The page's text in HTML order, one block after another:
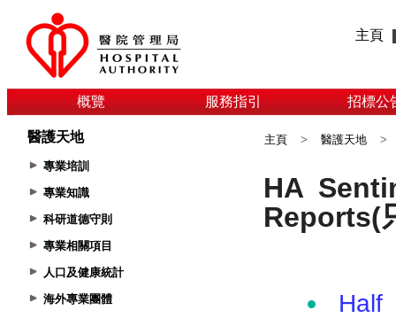
主頁
概覽 服務指引 招標公
醫護天地
專業培訓
專業知識
科研道德守則
專業相關項目
人口及健康統計
海外專業團體
主頁 > 醫護天地 >